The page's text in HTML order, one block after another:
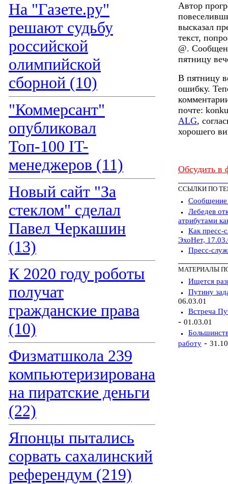
На "Газете.ру"
решают судьбу
российской
олимпийской
сборной (10)
"Коммерсант"
опубликовал
Топ-100 IT-
менеджеров (11)
Новый сайт "За
стеклом" сделал
Павел Черкашин
(13)
К 2020 году роботы
получат
гражданские права
(10)
Физматшкола 239
компьютеризирована
на пиратские деньги
(22)
Японцы пытались
сорвать сахалинский
референдум (219)
Автор
высказал
текст,
@.
пятницу
В пятницу
ошибку.
почте:
ALG,
хорошего
Обсудить в
ССЫЛКИ ПО
Сообщение
Лебедев
атрибутами
Как пресс-
ЭхоНет,
Пресс-
МАТЕРИАЛЫ
Ищется
Путину
06.03.01
Встреча
- 01.03.01
работу -